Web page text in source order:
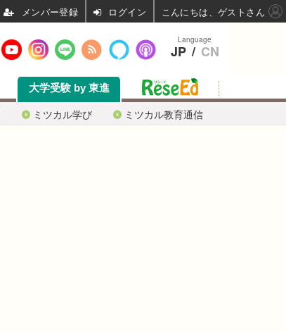
ミツカル学び ミツカル教育通信
大学受験 by 東進
Language
JP / CN
ログイン こんにちは、ゲストさん